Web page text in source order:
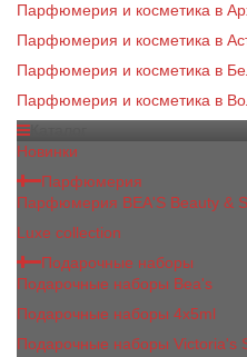
Парфюмерия и косметика в
Парфюмерия и косметика в
Парфюмерия и косметика в
Парфюмерия и косметика в
Новинки
Парфюмерия
Парфюмерия BEA'S Beauty &
Luxe collection
Подарочные наборы
Подарочные наборы Bea's
Подарочные наборы 4х5ml
Подарочные наборы Victoria's